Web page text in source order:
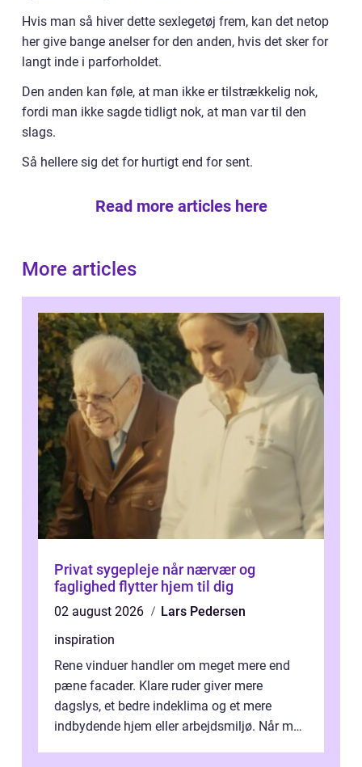
Hvis man så hiver dette sexlegetøj frem, kan det netop
her give bange anelser for den anden, hvis det sker for
langt inde i parforholdet.
Den anden kan føle, at man ikke er tilstrækkelig nok,
fordi man ikke sagde tidligt nok, at man var til den
slags.
Så hellere sig det for hurtigt end for sent.
Read more articles here
More articles
Privat sygepleje når nærvær og
faglighed flytter hjem til dig
02 august 2026
Lars Pedersen
inspiration
Rene vinduer handler om meget mere end
pæne facader. Klare ruder giver mere
dagslys, et bedre indeklima og et mere
indbydende hjem eller arbejdsmiljø. Når man